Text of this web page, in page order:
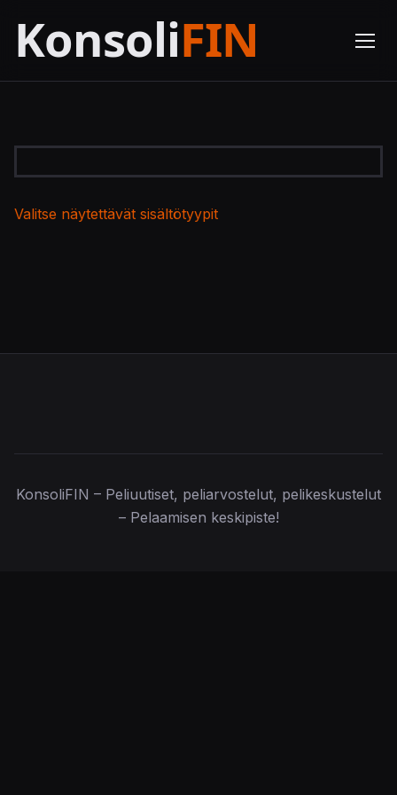
Valitse näytettävät sisältötyypit
KonsoliFIN – Peliuutiset, peliarvostelut, pelikeskustelut
– Pelaamisen keskipiste!